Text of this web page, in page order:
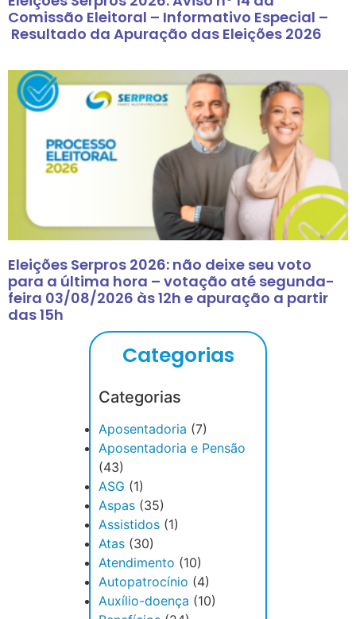
Comissão Eleitoral – Informativo Especial –
Resultado da Apuração das Eleições 2026
Eleições Serpros 2026: não deixe seu voto
para a última hora – votação até segunda-
feira 03/08/2026 às 12h e apuração a partir
das 15h
Categorias
Categorias
Aposentadoria (7)
Aposentadoria e Pensão
(43)
ASG (1)
Aspas (35)
Assistidos (1)
Atas (30)
Atendimento (10)
Autopatrocínio (4)
Auxílio-doença (10)